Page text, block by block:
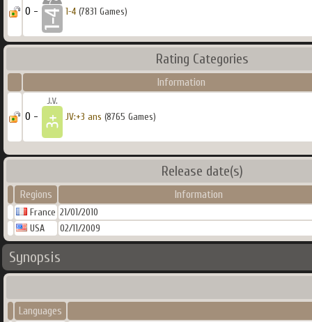
0 - 1-4 (7831 Games)
Rating Categories
Information
0 - JV:+3 ans (8765 Games)
Release date(s)
Regions Information
France 21/01/2010
USA
02/11/2009
Synopsis
Languages